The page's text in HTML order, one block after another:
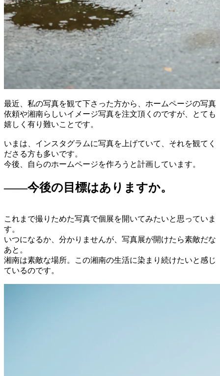
最近、私の写真を観て下さった方から、ホームページの写真
依頼や湘南らしいイメージ写真を注文頂くのですが、とても
嬉しく有り難いことです。
いまは、インスタグラムに写真を上げていて、それを観てく
ださる方も多いです。
今後、自らのホームページを作ろうと計画しています。
――今後の目標はありますか。
これまで撮りためた写真で個展を開いてみたいと思っていま
す。
いつになるか、分かりませんが、写真展が開けたら素敵だな
あと。
湘南は素敵な場所。この湘南の生活に染まり続けたいと感じ
ているのです。